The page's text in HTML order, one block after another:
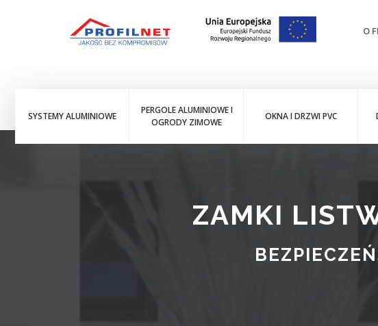
O
SYSTEMY ALUMINIOWE
PERGOLE ALUMINIOWE I
OGRODY ZIMOWE
OKNA I DRZWI PVC
ZAMKI